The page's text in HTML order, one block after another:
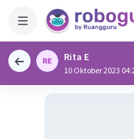
Rita E
10 Oktober 2023